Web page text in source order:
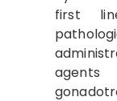
first